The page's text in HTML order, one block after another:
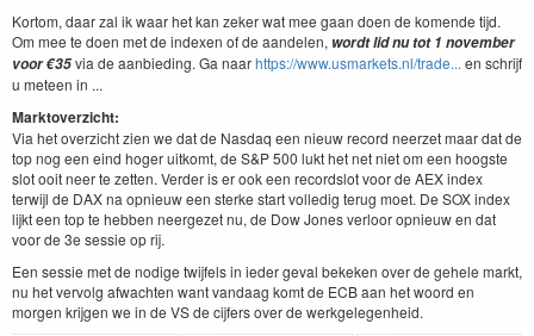
Kortom, daar zal ik waar het kan zeker wat mee gaan doen de komende tijd.
Om mee te doen met de indexen of de aandelen, wordt lid nu tot 1 november
voor €35via de aanbieding. Ga naarhttps://www.usmarkets.nl/trade... en schrijf
u meteen in ...
Marktoverzicht:
Via het overzicht zien we dat de Nasdaq een nieuw record neerzet maar dat de
top nog een eind hoger uitkomt, de S&P 500 lukt het net niet om een hoogste
slot ooit neer te zetten. Verder is er ook een recordslot voor de AEX index
terwijl de DAX na opnieuw een sterke start volledig terug moet. De SOX index
lijkt een top te hebben neergezet nu, de Dow Jones verloor opnieuw en dat
voor de 3e sessie op rij.
Een sessie met de nodige twijfels in ieder geval bekeken over de gehele markt,
nu het vervolg afwachten want vandaag komt de ECB aan het woord en
morgen krijgen we in de VS de cijfers over de werkgelegenheid.